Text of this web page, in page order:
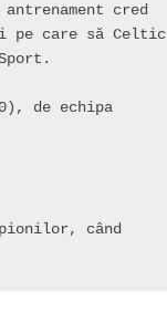
cred
pe care să Celtic
de echipa
când